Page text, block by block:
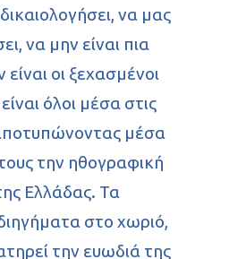
να μας
να μην είναι πια
οι ξεχασμένοι
όλοι μέσα στις
μέσα
την ηθογραφική
Ελλάδας. Τα
στο χωριό,
την ευωδιά της